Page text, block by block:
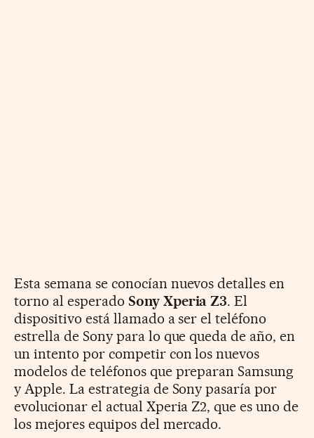
Esta semana se conocían nuevos detalles en
torno al esperado Sony Xperia Z3. El
dispositivo está llamado a ser el teléfono
estrella de Sony para lo que queda de año, en
un intento por competir con los nuevos
modelos de teléfonos que preparan Samsung
y Apple. La estrategia de Sony pasaría por
evolucionar el actual Xperia Z2, que es uno de
los mejores equipos del mercado.